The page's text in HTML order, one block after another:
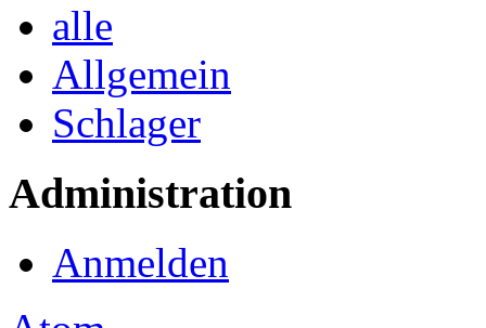
alle
Allgemein
Schlager
Administration
Anmelden